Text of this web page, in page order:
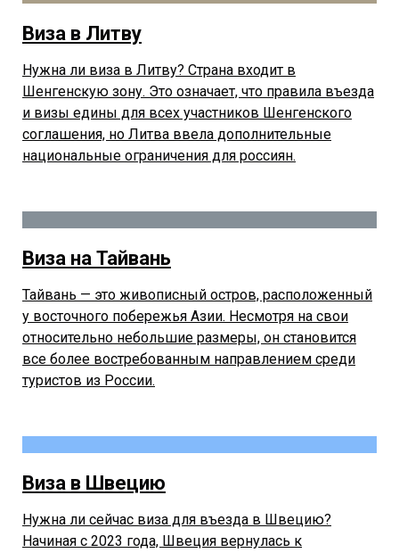
Виза в Литву
Нужна ли виза в Литву? Страна входит в
Шенгенскую зону. Это означает, что правила въезда
и визы едины для всех участников Шенгенского
соглашения, но Литва ввела дополнительные
национальные ограничения для россиян.
Виза на Тайвань
Тайвань — это живописный остров, расположенный
у восточного побережья Азии. Несмотря на свои
относительно небольшие размеры, он становится
все более востребованным направлением среди
туристов из России.
Виза в Швецию
Нужна ли сейчас виза для въезда в Швецию?
Начиная с 2023 года, Швеция вернулась к